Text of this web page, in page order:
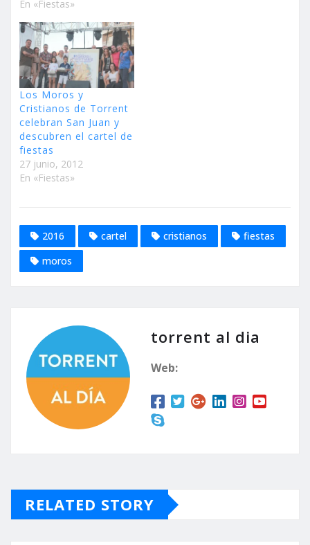
En «Fiestas»
Los Moros y
Cristianos de Torrent
celebran San Juan y
descubren el cartel de
fiestas
27 junio, 2012
En «Fiestas»
2016 cartel cristianos
fiestas
moros
torrent al dia
Web:
RELATED STORY